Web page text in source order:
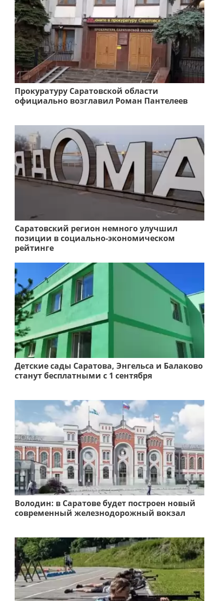
Прокуратуру Саратовской области
официально возглавил Роман Пантелеев
Саратовский регион немного улучшил
позиции в социально-экономическом
рейтинге
Детские сады Саратова, Энгельса и Балаково
станут бесплатными с 1 сентября
Володин: в Саратове будет построен новый
современный железнодорожный вокзал